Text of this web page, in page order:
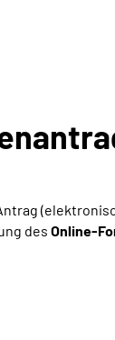
des Online-